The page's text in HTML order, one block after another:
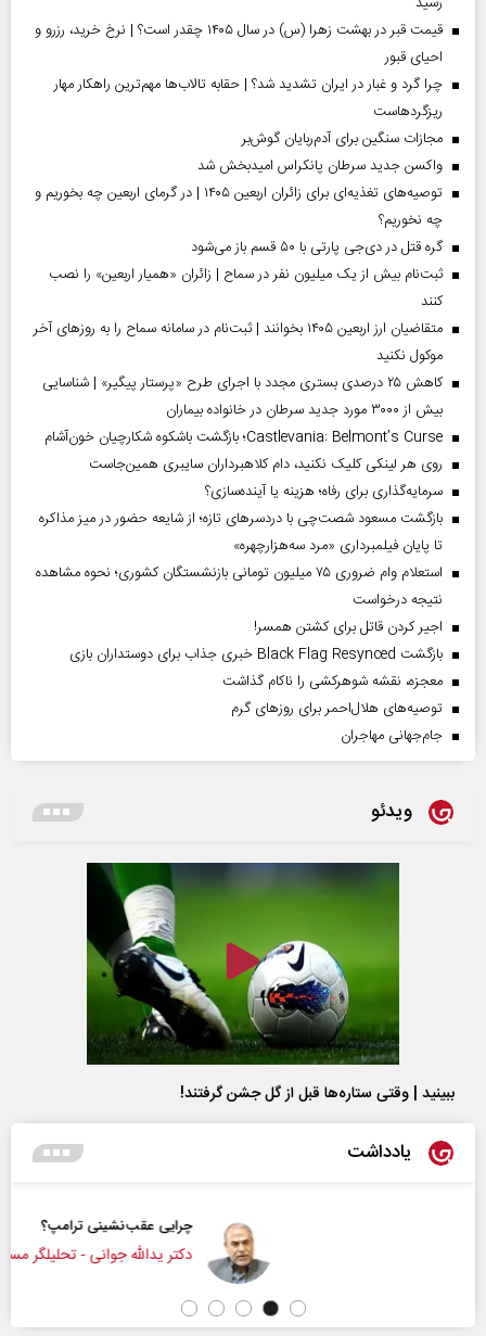
قیمت قبر در بهشت زهرا (س) در سال ۱۴۰۵ چقدر است؟ | نرخ خرید، رزرو و
احیای قبور
چرا گرد و غبار در ایران تشدید شد؟ | حقابه تالاب‌ها مهم‌ترین راهکار مهار
ریزگردهاست
مجازات سنگین برای آدم‌ربایان گوش‌بر
واکسن جدید سرطان پانکراس امیدبخش شد
توصیه‌های تغذیه‌ای برای زائران اربعین ۱۴۰۵ | در گرمای اربعین چه بخوریم و
چه نخوریم؟
گره قتل در دی‌جی پارتی با ۵۰ قسم باز می‌شود
ثبت‌نام بیش از یک میلیون نفر در سماح | زائران «همیار اربعین» را نصب
کنند
متقاضیان ارز اربعین ۱۴۰۵ بخوانند | ثبت‌نام در سامانه سماح را به روز‌های آخر
موکول نکنید
کاهش ۲۵ درصدی بستری مجدد با اجرای طرح «پرستار پیگیر» | شناسایی
بیش از ۳۰۰۰ مورد جدید سرطان در خانواده بیماران
Castlevania: Belmont’s Curse؛ بازگشت باشکوه شکارچیان خون‌آشام
روی هر لینکی کلیک نکنید، دام کلاهبرداران سایبری همین‌جاست
سرمایه‌گذاری برای رفاه؛ هزینه یا آینده‌سازی؟
بازگشت مسعود شصت‌چی با دردسر‌های تازه؛ از شایعه حضور در میز مذاکره
تا پایان فیلمبرداری «مرد سه‌هزارچهره»
استعلام وام ضروری ۷۵ میلیون تومانی بازنشستگان کشوری؛ نحوه مشاهده
نتیجه درخواست
اجیر کردن قاتل برای کشتن همسر!
بازگشت Black Flag Resynced خبری جذاب برای دوستداران بازی
معجزه، نقشه شوهرکشی را ناکام گذاشت
توصیه‌های هلال‌احمر برای روز‌های گرم
جام‌جهانی مهاجران
ویدئو
ببینید | وقتی ستاره‌ها قبل از گل جشن گرفتند!
یادداشت
چرایی عقب‌نشینی ترامپ؟
دکتر یدالله جوانی - تحلیلگر مسائل سیاسی